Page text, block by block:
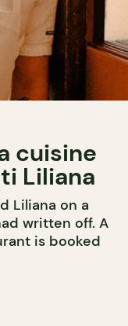
cuisine
Liliana
Liliana on a
written off. A
is booked